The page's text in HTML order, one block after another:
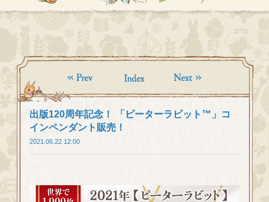
出版120周年記念！ 「ピーターラビット™」コ
インペンダント販売！
2021.06.22 12:00